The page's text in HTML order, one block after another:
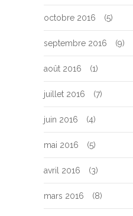
octobre 2016 (5)
septembre 2016 (9)
août 2016 (1)
juillet 2016 (7)
juin 2016 (4)
mai 2016 (5)
avril 2016 (3)
mars 2016 (8)